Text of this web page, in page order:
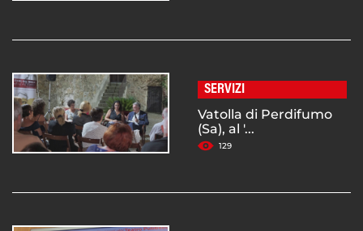
SERVIZI
Vatolla di Perdifumo
(Sa), al '...
129